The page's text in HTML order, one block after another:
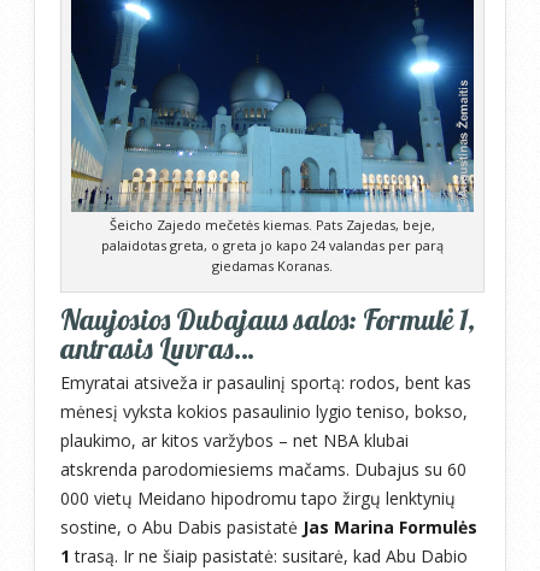
Šeicho Zajedo mečetės kiemas. Pats Zajedas, beje,
palaidotas greta, o greta jo kapo 24 valandas per parą
giedamas Koranas.
Naujosios Dubajaus salos: Formulė 1,
antrasis Luvras…
Emyratai atsiveža ir pasaulinį sportą: rodos, bent kas
mėnesį vyksta kokios pasaulinio lygio teniso, bokso,
plaukimo, ar kitos varžybos – net NBA klubai
atskrenda parodomiesiems mačams. Dubajus su 60
000 vietų Meidano hipodromu tapo žirgų lenktynių
sostine, o Abu Dabis pasistatė Jas Marina Formulės
1 trasą. Ir ne šiaip pasistatė: susitarė, kad Abu Dabio